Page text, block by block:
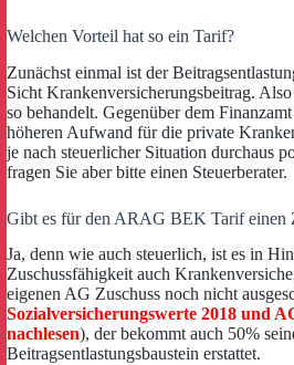
Welchen Vorteil hat so ein Tarif?
Zunächst einmal ist der
Sicht Krankenversicherungsbeitrag.
so behandelt. Gegenüber dem
höheren Aufwand für die private
je nach steuerlicher Situation durchaus
fragen Sie aber bitte einen Steuerberater.
Gibt es für den ARAG BEK Tarif einen
Ja, denn wie auch steuerlich, ist es in
Zuschussfähigkeit auch
eigenen AG Zuschuss noch nicht
Sozialversicherungswerte 2018 und
nachlesen), der bekommt auch 50%
Beitragsentlastungsbaustein erstattet.